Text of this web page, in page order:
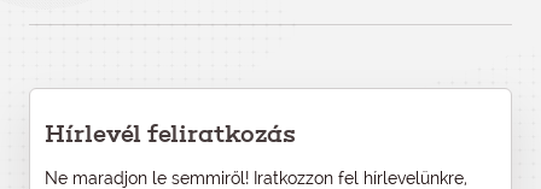
Hírlevél feliratkozás
Ne maradjon le semmiről! Iratkozzon fel hírlevelünkre,